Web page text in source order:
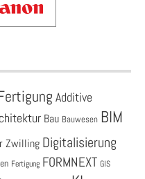
Additive
Bau Bauwesen BIM
Zwilling Digitalisierung
Fertigung FORMNEXT GIS